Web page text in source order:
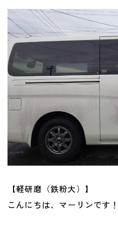
【軽研磨（鉄粉大）】
こんにちは、マーリンです！